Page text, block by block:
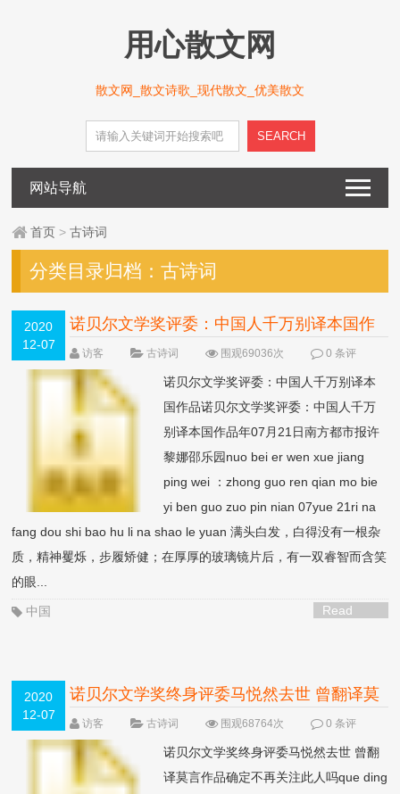
用心散文网
散文网_散文诗歌_现代散文_优美散文
SEARCH
网站导航
首页 >古诗词
分类目录归档：古诗词
2020
12-07
诺贝尔文学奖评委：中国人千万别译本国作
品
NEW
访客 古诗词 围观69036次
0 条评
论
诺贝尔文学奖评委：中国人千万别译本
国作品诺贝尔文学奖评委：中国人千万
别译本国作品年07月21日南方都市报许
黎娜邵乐园nuo bei er wen xue jiang
ping wei ：zhong guo ren qian mo bie
yi ben guo zuo pin nian 07yue 21ri na
fang dou shi bao hu li na shao le yuan 满头白发，白得没有一根杂
质，精神矍烁，步履矫健；在厚厚的玻璃镜片后，有一双睿智而含笑
的眼...
Read
中国
2020
12-07
诺贝尔文学奖终身评委马悦然去世 曾翻译莫
言作品
NEW
访客 古诗词 围观68764次
0 条评
论
诺贝尔文学奖终身评委马悦然去世 曾翻
译莫言作品确定不再关注此人吗que ding